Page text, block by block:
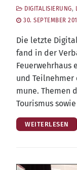
DIGITALISIERUNG,
30. SEPTEMBER
Die letz­te
fand in der
Feu­er­wehr­haus
und
mu­ne. The­men
Tou­ris­mus
WEITERLESEN